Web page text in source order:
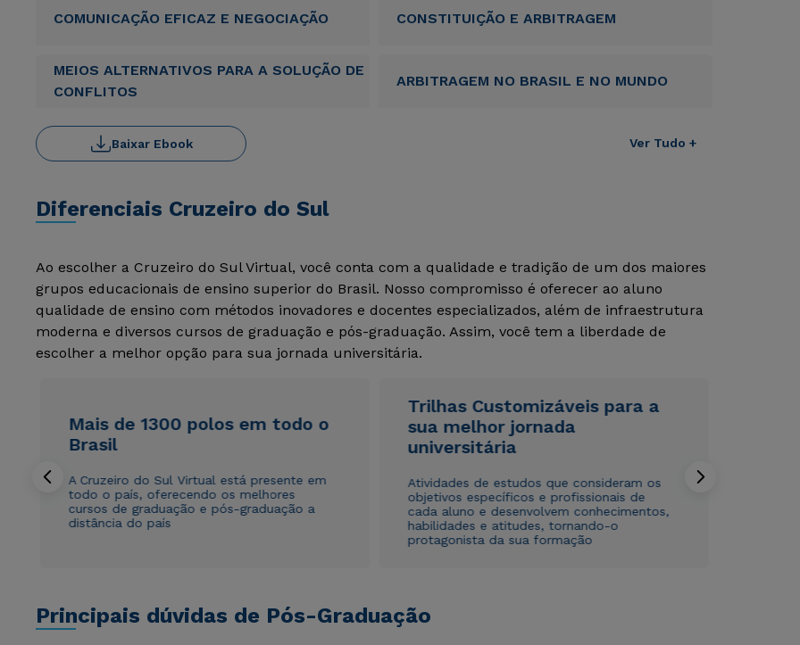
COMUNICAÇÃO EFICAZ E NEGOCIAÇÃO CONSTITUIÇÃO E ARBITRAGEM
MEIOS ALTERNATIVOS PARA A SOLUÇÃO DE
CONFLITOS
ARBITRAGEM NO BRASIL E NO MUNDO
Ver Tudo +
Baixar Ebook
Diferenciais Cruzeiro do Sul
Ao escolher a Cruzeiro do Sul Virtual, você conta com a qualidade e tradição de um dos maiores
grupos educacionais de ensino superior do Brasil. Nosso compromisso é oferecer ao aluno
qualidade de ensino com métodos inovadores e docentes especializados, além de infraestrutura
moderna e diversos cursos de graduação e pós-graduação. Assim, você tem a liberdade de
escolher a melhor opção para sua jornada universitária.
Mais de 1300 polos em todo o
Brasil
A Cruzeiro do Sul Virtual está presente em
todo o país, oferecendo os melhores
cursos de graduação e pós-graduação a
distância do país
Trilhas Customizáveis para a
sua melhor jornada
universitária
Atividades de estudos que consideram os
objetivos específicos e profissionais de
cada aluno e desenvolvem conhecimentos,
habilidades e atitudes, tornando-o
protagonista da sua formação
Principais dúvidas de Pós-Graduação
Rápido e fácil
WhatsApp
Estou de acordo com aPolítica de Privacidade.
autorizo que meus dados sejam utilizados para o
envio de conteúdos da Cruzeiro do Sul.
Rápido e fácil
WhatsApp
Estou de acordo com aPolítica de Privacidade.
autorizo que meus dados sejam utilizados para o
envio de conteúdos da Cruzeiro do Sul.